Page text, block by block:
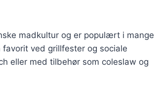
madkultur og er populært i mange
ved grillfester og sociale
eller med tilbehør som coleslaw og